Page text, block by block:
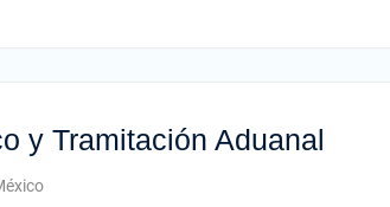
y Tramitación Aduanal